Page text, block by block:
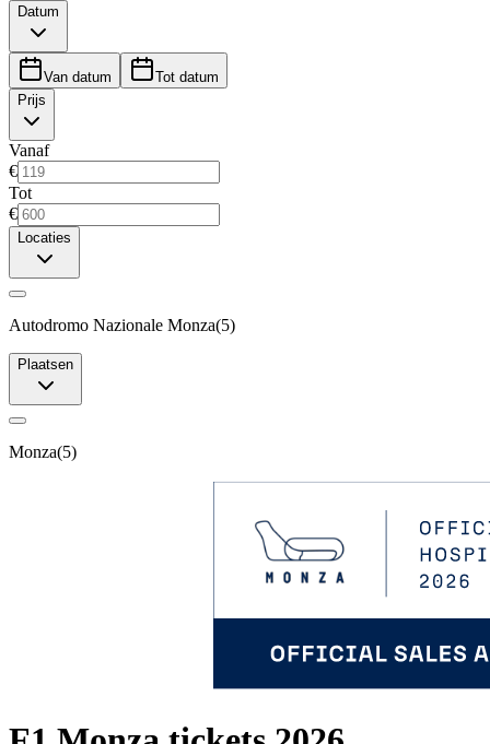
Datum
Van datum
Tot datum
Prijs
Vanaf
€
Tot
€
Locaties
Autodromo Nazionale Monza(5)
Plaatsen
Monza(5)